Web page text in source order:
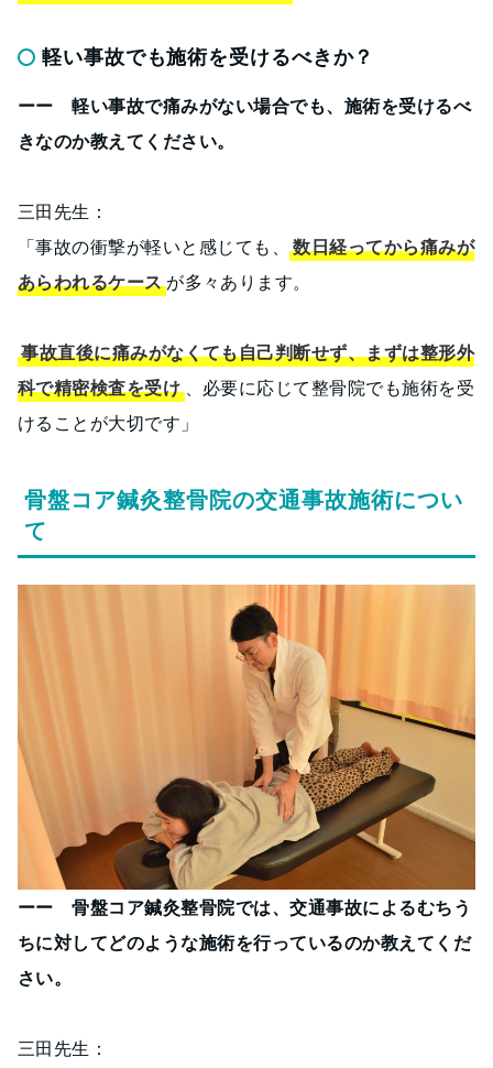
軽い事故でも施術を受けるべきか？
ーー 軽い事故で痛みがない場合でも、施術を受けるべ
きなのか教えてください。
三田先生：
「事故の衝撃が軽いと感じても、数日経ってから痛みが
あらわれるケース が多々あります。
事故直後に痛みがなくても自己判断せず、まずは整形外
科で精密検査を受け、必要に応じて整骨院でも施術を受
けることが大切です」
骨盤コア鍼灸整骨院の交通事故施術につい
て
ーー 骨盤コア鍼灸整骨院では、交通事故によるむちう
ちに対してどのような施術を行っているのか教えてくだ
さい。
三田先生：